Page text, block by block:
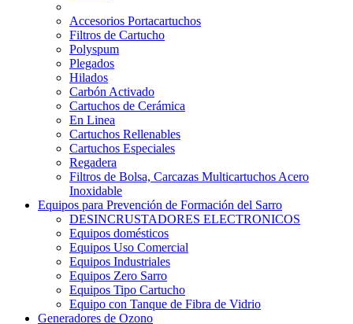
Accesorios Portacartuchos
Filtros de Cartucho
Polyspum
Plegados
Hilados
Carbón Activado
Cartuchos de Cerámica
En Linea
Cartuchos Rellenables
Cartuchos Especiales
Regadera
Filtros de Bolsa, Carcazas Multicartuchos Acero
Inoxidable
Equipos para Prevención de Formación del Sarro
DESINCRUSTADORES ELECTRONICOS
Equipos domésticos
Equipos Uso Comercial
Equipos Industriales
Equipos Zero Sarro
Equipos Tipo Cartucho
Equipo con Tanque de Fibra de Vidrio
Generadores de Ozono